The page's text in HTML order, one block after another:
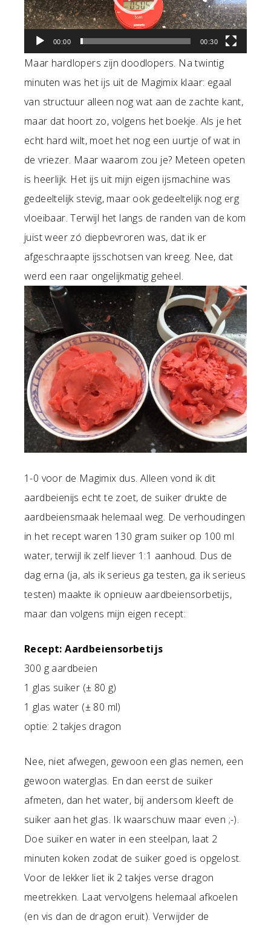
00:00 00:30
Maar hardlopers zijn doodlopers. Na twintig
minuten was het ijs uit de Magimix klaar: egaal
van structuur alleen nog wat aan de zachte kant,
maar dat hoort zo, volgens het boekje. Als je het
echt hard wilt, moet het nog een uurtje of wat in
de vriezer. Maar waarom zou je? Meteen opeten
is heerlijk. Het ijs uit mijn eigen ijsmachine was
gedeeltelijk stevig, maar ook gedeeltelijk nog erg
vloeibaar. Terwijl het langs de randen van de kom
juist weer zó diepbevroren was, dat ik er
afgeschraapte ijsschotsen van kreeg. Nee, dat
werd een raar ongelijkmatig geheel.
1-0 voor de Magimix dus. Alleen vond ik dit
aardbeienijs echt te zoet, de suiker drukte de
aardbeiensmaak helemaal weg. De verhoudingen
in het recept waren 130 gram suiker op 100 ml
water, terwijl ik zelf liever 1:1 aanhoud. Dus de
dag erna (ja, als ik serieus ga testen, ga ik serieus
testen) maakte ik opnieuw aardbeiensorbetijs,
maar dan volgens mijn eigen recept:
Recept: Aardbeiensorbetijs
300 g aardbeien
1 glas suiker (± 80 g)
1 glas water (± 80 ml)
optie: 2 takjes dragon
Nee, niet afwegen, gewoon een glas nemen, een
gewoon waterglas. En dan eerst de suiker
afmeten, dan het water, bij andersom kleeft de
suiker aan het glas. Ik waarschuw maar even ;-).
Doe suiker en water in een steelpan, laat 2
minuten koken zodat de suiker goed is opgelost.
Voor de lekker liet ik 2 takjes verse dragon
meetrekken. Laat vervolgens helemaal afkoelen
(en vis dan de dragon eruit). Verwijder de